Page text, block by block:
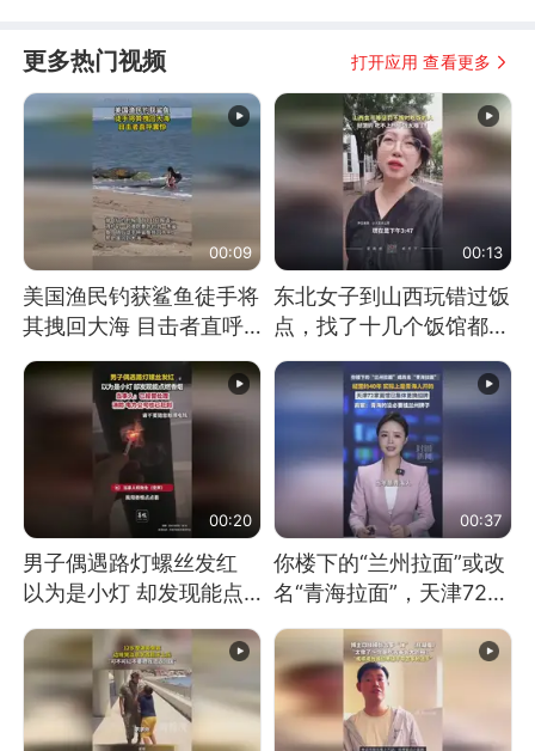
更多热门视频 打开应用 查看更多
00:09
美国渔民钓获鲨鱼徒手将
其拽回大海 目击者直呼
震惊 （视频来源：参考
消息）
00:13
东北女子到山西玩错过饭
点，找了十几个饭馆都没
开门：午休到几点
00:20
男子偶遇路灯螺丝发红
以为是小灯 却发现能点
燃香烟 当事人：已报警
处理
00:37
你楼下的“兰州拉面”或改
名“青海拉面”，天津72家
面馆已集体更换招牌